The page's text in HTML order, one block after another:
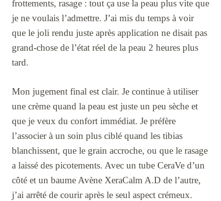
frottements, rasage : tout ça use la peau plus vite que
je ne voulais l’admettre. J’ai mis du temps à voir
que le joli rendu juste après application ne disait pas
grand-chose de l’état réel de la peau 2 heures plus
tard.
Mon jugement final est clair. Je continue à utiliser
une crème quand la peau est juste un peu sèche et
que je veux du confort immédiat. Je préfère
l’associer à un soin plus ciblé quand les tibias
blanchissent, que le grain accroche, ou que le rasage
a laissé des picotements. Avec un tube CeraVe d’un
côté et un baume Avène XeraCalm A.D de l’autre,
j’ai arrêté de courir après le seul aspect crémeux.